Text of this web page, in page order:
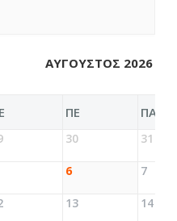
ΑΎΓΟΥΣΤΟΣ 2026
ΠΕ ΠΑ
30 31
6 7
13 14